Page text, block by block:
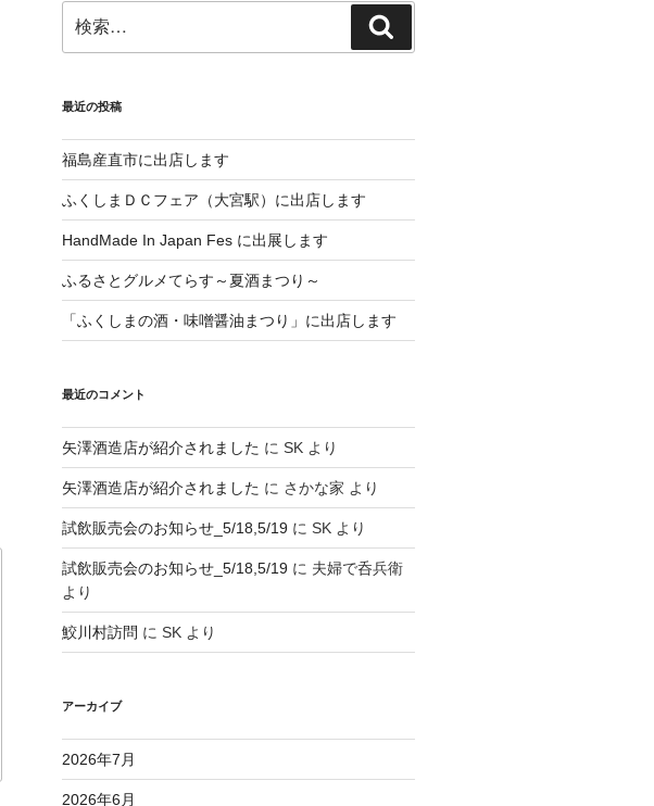
索:
索
最近の投稿
福島産直市に出店します
ふくしまＤＣフェア（大宮駅）に出店します
HandMade In Japan Fes に出展します
ふるさとグルメてらす～夏酒まつり～
「ふくしまの酒・味噌醤油まつり」に出店します
最近のコメント
矢澤酒造店が紹介されました に SKより
矢澤酒造店が紹介されました に さかな家 より
試飲販売会のお知らせ_5/18,5/19に SKより
試飲販売会のお知らせ_5/18,5/19に 夫婦で呑兵衛
より
鮫川村訪問 に SKより
アーカイブ
2026年7月
2026年6月